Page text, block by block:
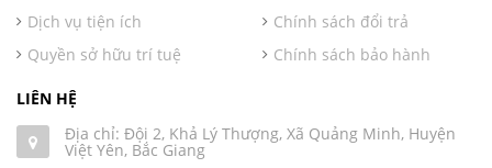
Dịch vụ tiện ích
Quyền sở hữu trí tuệ
Chính sách đổi trả
Chính sách bảo hành
LIÊN HỆ
Địa chỉ: Đội 2, Khả Lý Thượng, Xã Quảng Minh, Huyện
Việt Yên, Bắc Giang